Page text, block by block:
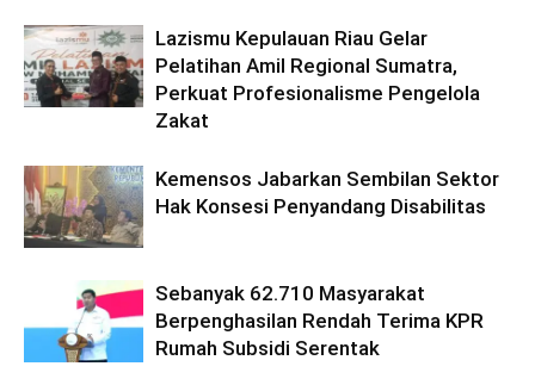
Lazismu Kepulauan Riau Gelar
Pelatihan Amil Regional Sumatra,
Perkuat Profesionalisme Pengelola
Zakat
Kemensos Jabarkan Sembilan Sektor
Hak Konsesi Penyandang Disabilitas
Sebanyak 62.710 Masyarakat
Berpenghasilan Rendah Terima KPR
Rumah Subsidi Serentak